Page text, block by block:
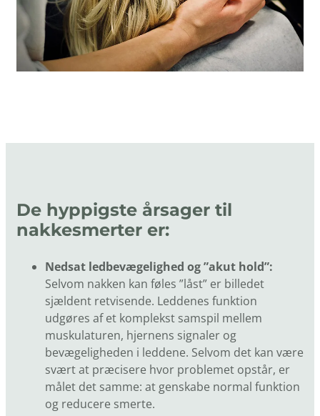
De hyppigste årsager til
nakkesmerter er:
Nedsat ledbevægelighed og ”akut hold”:
Selvom nakken kan føles ”låst” er billedet
sjældent retvisende. Leddenes funktion
udgøres af et komplekst samspil mellem
muskulaturen, hjernens signaler og
bevægeligheden i leddene. Selvom det kan være
svært at præcisere hvor problemet opstår, er
målet det samme: at genskabe normal funktion
og reducere smerte.